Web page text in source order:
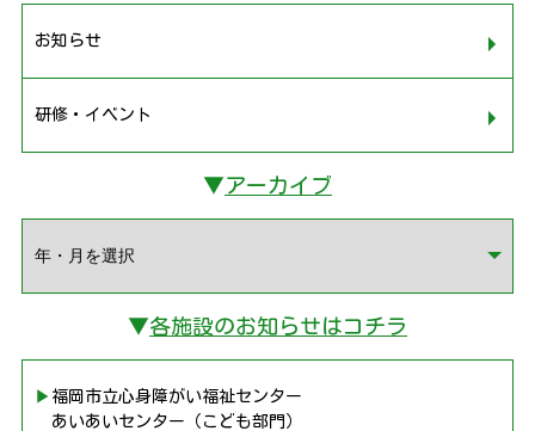
お知らせ
研修・イベント
▼アーカイブ
▼各施設のお知らせはコチラ
▶︎福岡市立心身障がい福祉センター
あいあいセンター（こども部門）